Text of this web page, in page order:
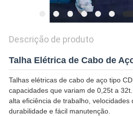
Descrição de produto
Talha Elétrica de Cabo de
Talhas elétricas de cabo de aço tipo
capacidades que variam de 0,25t a
alta eficiência de trabalho, velocidades
durabilidade e fácil manutenção.